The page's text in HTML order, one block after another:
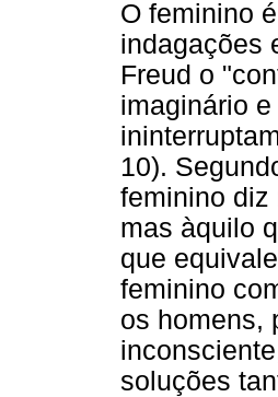
O feminino
indagações
Freud o
imaginário
10).
feminino diz
mas àquilo
que
feminino
os homens,
soluções